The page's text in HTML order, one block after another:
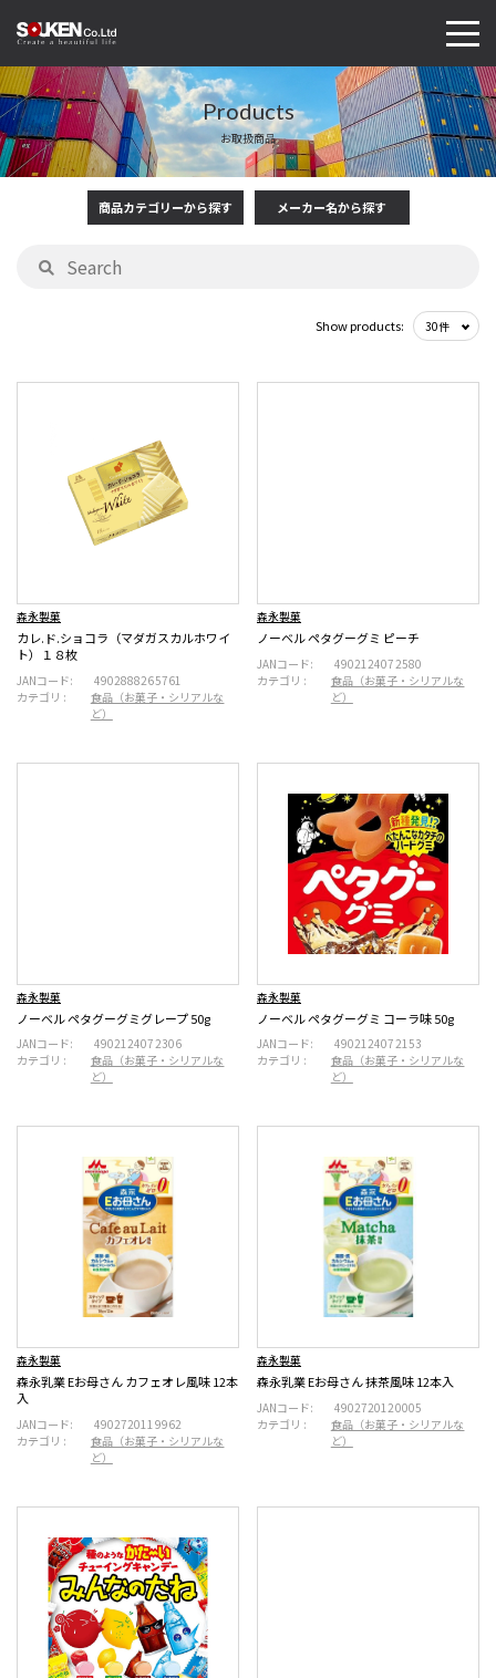
Products
お取扱商品
商品カテゴリーから探す メーカー名から探す
Show products:
森永製菓
カレ.ド.ショコラ（マダガスカルホワイ
ト）１８枚
JANコード:
4902888265761
カテゴリ :
食品（お菓子・シリアルな
ど）
森永製菓
ノーベル ペタグーグミ ピーチ
JANコード:
4902124072580
カテゴリ :
食品（お菓子・シリアルな
ど）
森永製菓
ノーベル ペタグーグミグレープ 50g
JANコード:
4902124072306
カテゴリ :
食品（お菓子・シリアルな
ど）
森永製菓
ノーベル ペタグーグミ コーラ味 50g
JANコード:
4902124072153
カテゴリ :
食品（お菓子・シリアルな
ど）
森永製菓
森永乳業 Eお母さん カフェオレ風味 12本
入
JANコード:
4902720119962
カテゴリ :
食品（お菓子・シリアルな
ど）
森永製菓
森永乳業 Eお母さん 抹茶風味 12本入
JANコード:
4902720120005
カテゴリ :
食品（お菓子・シリアルな
ど）